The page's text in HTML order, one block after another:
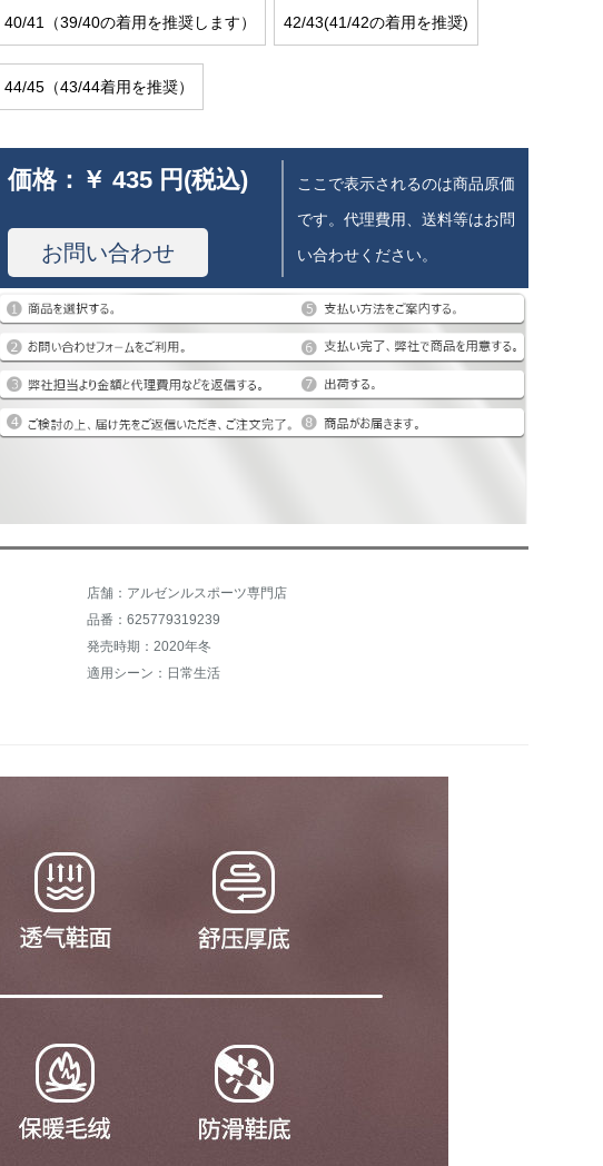
40/41（39/40の着用を推奨します） 42/43(41/42の着用を推奨)
44/45（43/44着用を推奨）
価格： ￥ 435 円(税込)
お問い合わせ
ここで表示されるのは商品原価
です。代理費用、送料等はお問
い合わせください。
店舗：アルゼンルスポーツ専門店
品番：625779319239
発売時期：2020年冬
適用シーン：日常生活